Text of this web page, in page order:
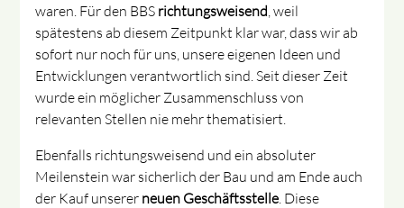
waren. Für den BBS richtungsweisend , weil
spätestens ab diesem Zeitpunkt klar war, dass wir ab
sofort nur noch für uns, unsere eigenen Ideen und
Entwicklungen verantwortlich sind. Seit dieser Zeit
wurde ein möglicher Zusammenschluss von
relevanten Stellen nie mehr thematisiert.
Ebenfalls richtungsweisend und ein absoluter
Meilenstein war sicherlich der Bau und am Ende auch
der Kauf unserer neuen Geschäftsstelle . Diese